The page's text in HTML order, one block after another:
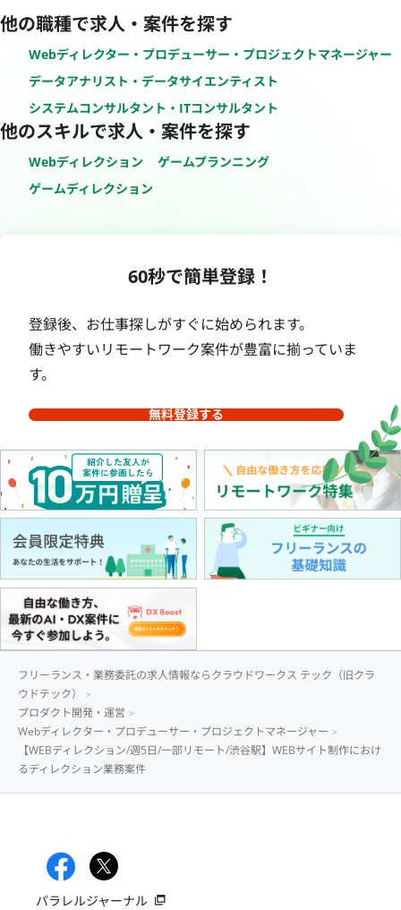
他の職種で求人・案件を探す
Webディレクター・プロデューサー・プロジェクトマネージャー
データアナリスト・データサイエンティスト
システムコンサルタント・ITコンサルタント
他のスキルで求人・案件を探す
Webディレクション
ゲームプランニング
ゲームディレクション
60秒で簡単登録！
登録後、お仕事探しがすぐに始められます。
働きやすいリモートワーク案件が豊富に揃っていま
す。
無料登録する
フリーランス・業務委託の求人情報ならクラウドワークス テック（旧クラ
ウドテック）
プロダクト開発・運営
Webディレクター・プロデューサー・プロジェクトマネージャー
【WEBディレクション/週5日/一部リモート/渋谷駅】WEBサイト制作におけ
るディレクション業務案件
パラレルジャーナル